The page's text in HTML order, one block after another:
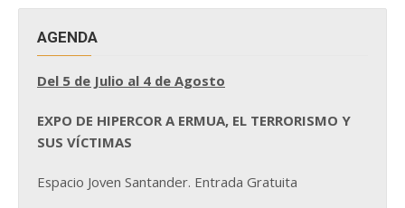
AGENDA
Del 5 de Julio al 4 de Agosto
EXPO DE HIPERCOR A ERMUA, EL TERRORISMO Y
SUS VÍCTIMAS
Espacio Joven Santander. Entrada Gratuita